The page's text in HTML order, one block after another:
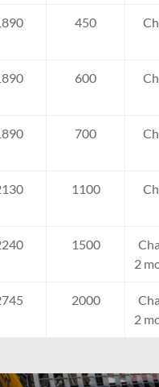
450
600
700
1100
1500
2
2000
2